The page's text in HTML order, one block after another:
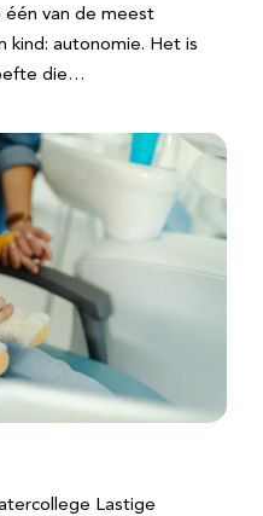
één van de meest
kind: autonomie. Het is
die…
Lastige